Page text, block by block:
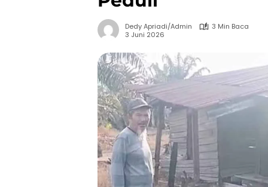
Dedy Apriadi/Admin
3 Min Baca
3 Juni 2026